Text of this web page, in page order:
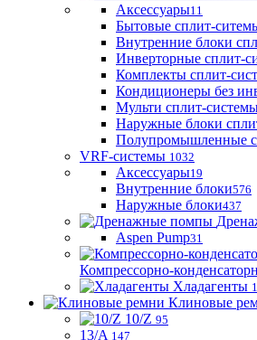
Аксессуары11
Бытовые сплит-
Внутренние блоки
Инверторные сплит-
Комплекты сплит-
Кондиционеры без
Мульти сплит-
Наружные блоки
Полупромышленные
VRF-системы 1032
Аксессуары19
Внутренние блоки576
Наружные блоки437
Aspen Pump31
Компрессорно-
Хладагенты 1
Клиновые
10/Z 95
13/A 147